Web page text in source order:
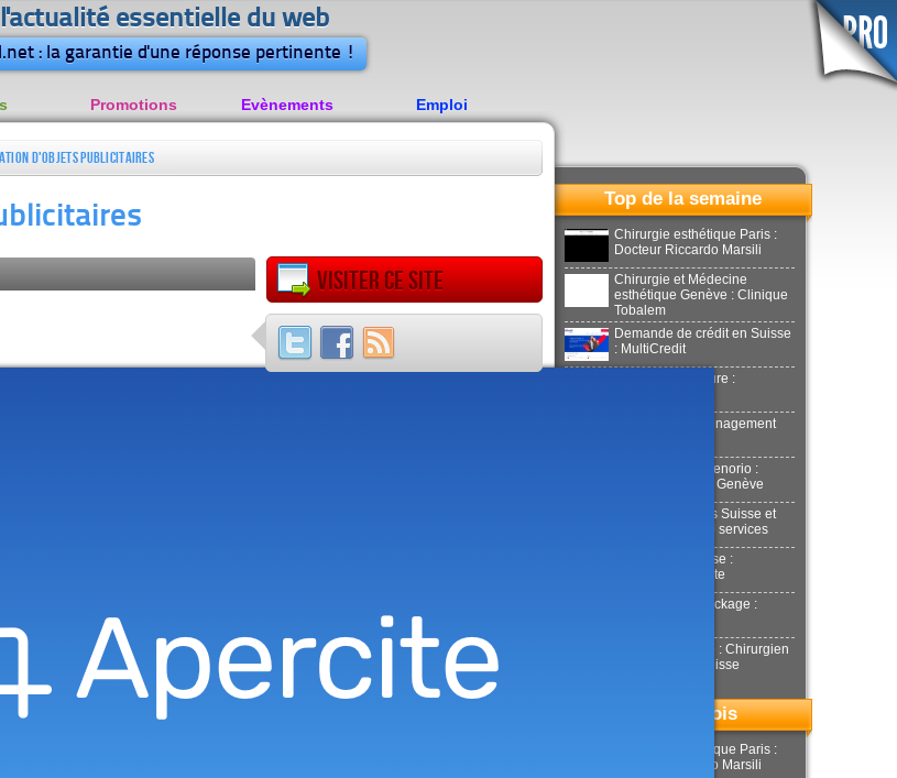
essentielle du web
: la garantie d'une réponse pertinente !
Promotions Evènements Emploi
d'objets publicitaires
Visiter ce site
Top de la semaine
Chirurgie esthétique Paris :
Docteur Riccardo Marsili
Chirurgie et Médecine
esthétique Genève : Clinique
Tobalem
Demande de crédit en Suisse
: MultiCredit
Location de voiture :
LaPuerta : Déménagement
Docteur Xavier Tenorio :
Aesthetics Clinic Genève
Déménagements Suisse et
international : NJ services
Achat or en Suisse :
Estimation gratuite
Location box Stockage :
Docteur Smarrito : Chirurgien
esthétique en Suisse
Top du mois
Chirurgie esthétique Paris :
Docteur Riccardo Marsili